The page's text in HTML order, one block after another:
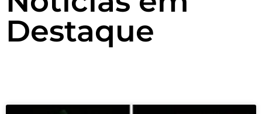
Destaque